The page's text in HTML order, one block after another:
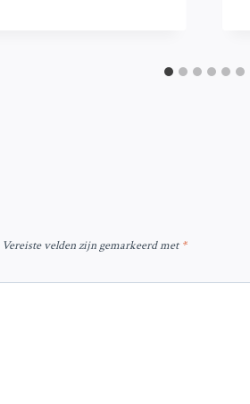
Vereiste velden zijn gemarkeerd met*